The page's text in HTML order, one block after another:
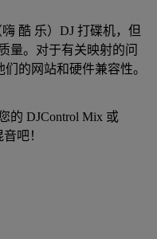
酷 乐）DJ 打碟机，但
量。对于有关映射的问
的网站和硬件兼容性。
的 DJControl Mix 或
吧！